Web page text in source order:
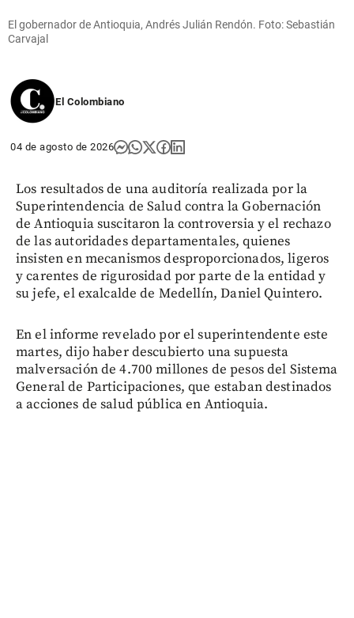
El gobernador de Antioquia, Andrés Julián Rendón. Foto: Sebastián
Carvajal
El Colombiano
04 de agosto de 2026
Los resultados de una auditoría realizada por la
Superintendencia de Salud contra la Gobernación
de Antioquia suscitaron la controversia y el rechazo
de las autoridades departamentales, quienes
insisten en mecanismos desproporcionados, ligeros
y carentes de rigurosidad por parte de la entidad y
su jefe, el exalcalde de Medellín, Daniel Quintero.
En el informe revelado por el superintendente este
martes, dijo haber descubierto una supuesta
malversación de 4.700 millones de pesos del Sistema
General de Participaciones, que estaban destinados
a acciones de salud pública en Antioquia.